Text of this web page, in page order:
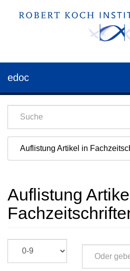
edoc
Auflistung Artikel in
Auflistung